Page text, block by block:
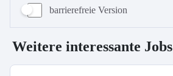
barrierefreie Version
Weitere interessante Jobs